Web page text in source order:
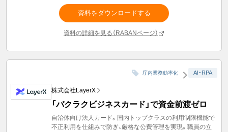
資料をダウンロードする
資料の詳細を見る（RABANページ）
庁内業務効率化 AI・RPA
株式会社LayerX
「バクラクビジネスカード」で資金前渡ゼロ
自治体向け法人カード。国内トップクラスの利用制限機能で
不正利用を仕組みで防ぎ、厳格な公費管理を実現。職員の立